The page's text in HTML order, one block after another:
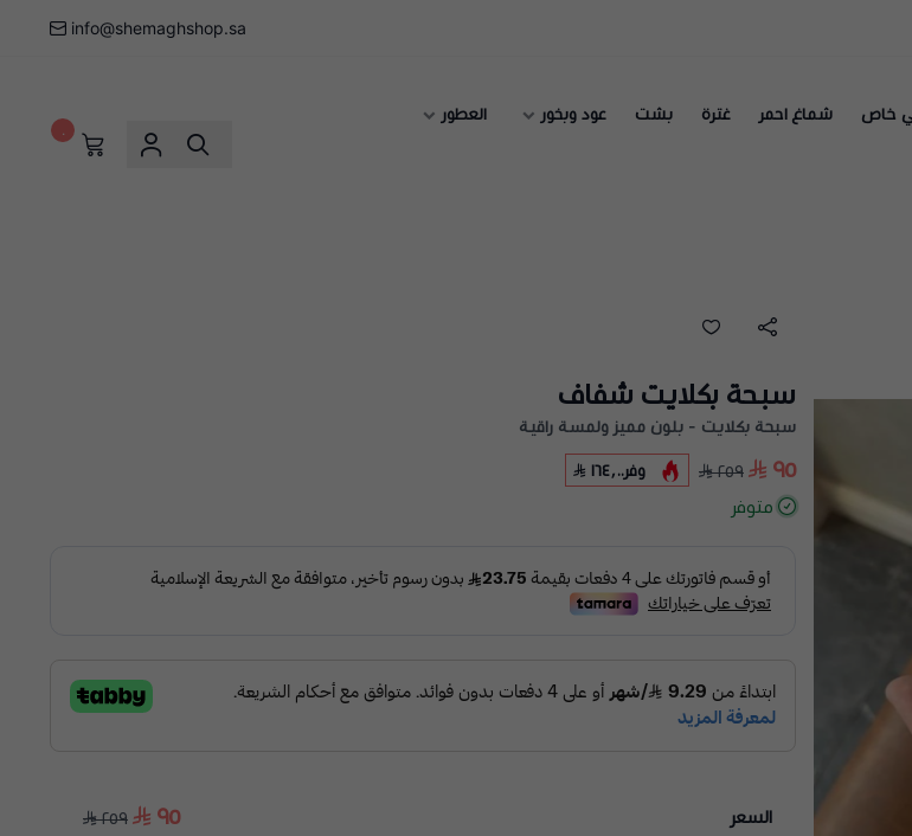
info@shemaghshop.sa
خاص شماغ احمر غترة بشت عود وبخور العطور
سبحة بكلايت شفاف
سبحة بكلايت - بلون مميز ولمسة راقية
٩٥ ٢٥٩ وفر ١٦٤٫٠٠
متوفر
السعر ٩٥ ٢٥٩